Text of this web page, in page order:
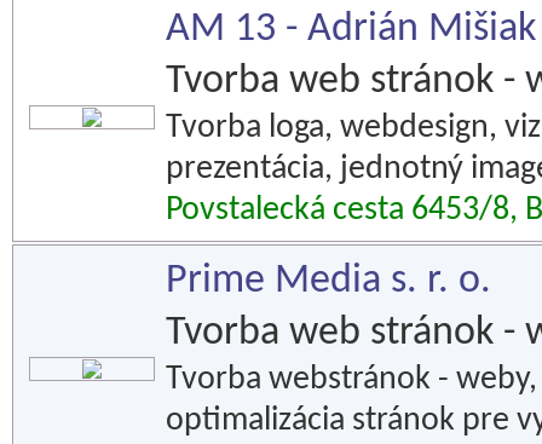
AM 13 - Adrián Mišiak
Tvorba web stránok -
Tvorba loga, webdesign,
prezentácia, jednotný
Povstalecká cesta 6453/8,
Prime Media s. r. o.
Tvorba web stránok -
Tvorba webstránok -
optimalizácia stránok pre